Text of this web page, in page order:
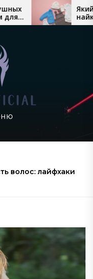
теплий дитячий одяг
продається
волос: лайфхаки